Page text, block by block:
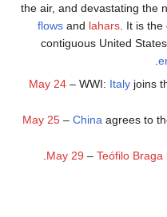
the air, and devastating the
flows and lahars . It is
contiguous United
.
May 24– WWI: Italyjoins
May 25– China agrees to
May 29 – Teófilo Braga
.